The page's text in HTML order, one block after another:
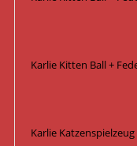
Karlie Kitten Ball +
Karlie